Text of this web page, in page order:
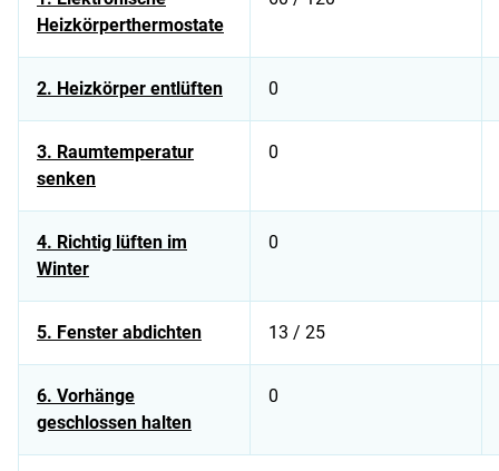
Heizkörperthermostate
2. Heizkörper entlüften 0
3. Raumtemperatur
senken
0
4. Richtig lüften im
Winter
0
5. Fenster abdichten 13 / 25
6. Vorhänge
geschlossen halten
0